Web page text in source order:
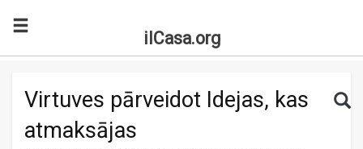
ilCasa.org
Search for:
Virtuves pārveidot Idejas, kas
atmaksājas